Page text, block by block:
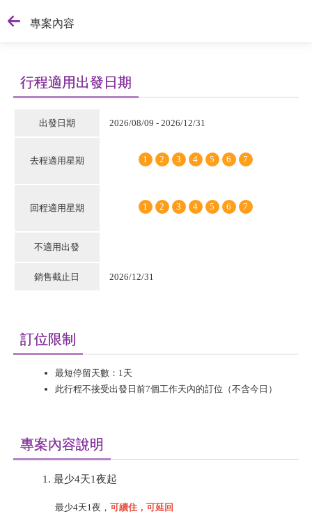
專案內容
行程適用出發日期
出發日期 2026/08/09 - 2026/12/31
去程適用星期 1 2 3 4 5 6 7
回程適用星期 1 2 3 4 5 6 7
不適用出發
銷售截止日 2026/12/31
訂位限制
最短停留天數：1天
此行程不接受出發日前7個工作天內的訂位（不含今日）
專案內容說明
最少4天1夜起
最少4天1夜， 可續住，可延回